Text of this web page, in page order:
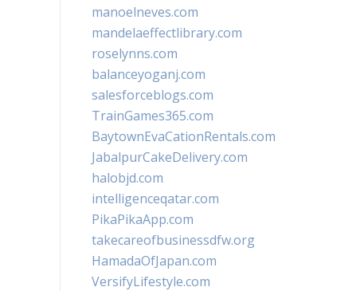
manoelneves.com
mandelaeffectlibrary.com
roselynns.com
balanceyoganj.com
salesforceblogs.com
TrainGames365.com
BaytownEvaCationRentals.com
JabalpurCakeDelivery.com
halobjd.com
intelligenceqatar.com
PikaPikaApp.com
takecareofbusinessdfw.org
HamadaOfJapan.com
VersifyLifestyle.com